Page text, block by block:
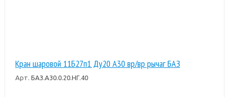
Кран шаровой 11Б27п1 Ду20 А30 вр/вр рычаг БАЗ
Арт. БАЗ.А30.0.20.НГ.40